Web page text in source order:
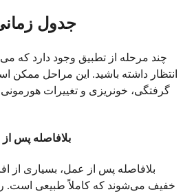
جدول
انتظار داشته باشید. این مراحل ممکن
گرفتگی، خونریزی و تغییرات
1. بلافاصله پس از قرار
بلافاصله پس از عمل، بسیاری از
خفیف می‌شوند که کاملاً طبیعی است.